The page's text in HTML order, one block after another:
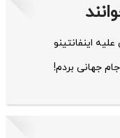
اینفانتینو
جهانی بردم!